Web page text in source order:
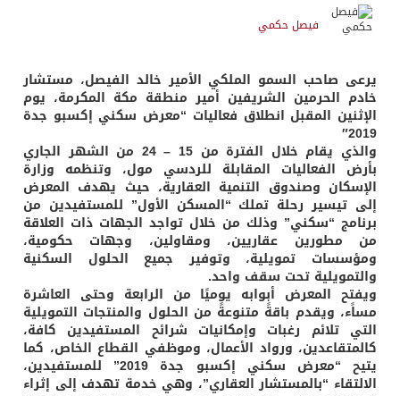
فيصل حكمي
يرعى صاحب السمو الملكي الأمير خالد الفيصل، مستشار
خادم الحرمين الشريفين أمير منطقة مكة المكرمة، يوم
الإثنين المقبل انطلاق فعاليات “معرض سكني إكسبو جدة
2019″
والذي يقام خلال الفترة من 15 – 24 من الشهر الجاري
بأرض الفعاليات المقابلة للردسي مول، وتنظمه وزارة
الإسكان وصندوق التنمية العقارية، حيث يهدف المعرض
إلى تيسير رحلة تملك “المسكن الأول” للمستفيدين من
برنامج “سكني” وذلك من خلال تواجد الجهات ذات العلاقة
من مطورين عقاريين، ومقاولين، وجهات حكومية،
ومؤسسات تمويلية، وتوفير جميع الحلول السكنية
والتمويلية تحت سقف واحد.
ويفتح المعرض أبوابه يوميًا من الرابعة وحتى العاشرة
مساًء، ويقدم باقةً متنوعةً من الحلول والمنتجات التمويلية
التي تلائم رغبات وإمكانيات شرائح المستفيدين كافة،
كالمتقاعدين، ورواد الأعمال، وموظفي القطاع الخاص، كما
يتيح “معرض سكني إكسبو جدة 2019” للمستفيدين،
الالتقاء “بالمستشار العقاري”، وهي خدمة تهدف إلى إثراء